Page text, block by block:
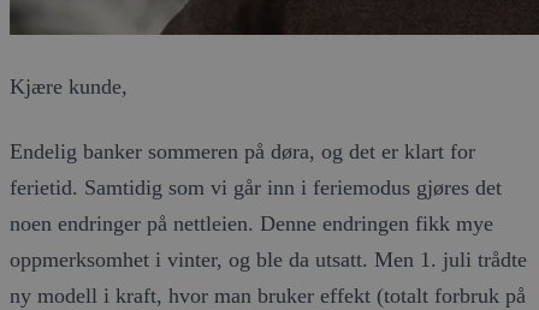
Kjære kunde,
Endelig banker sommeren på døra, og det er klart for
ferietid. Samtidig som vi går inn i feriemodus gjøres det
noen endringer på nettleien. Denne endringen fikk mye
oppmerksomhet i vinter, og ble da utsatt. Men 1. juli trådte
ny modell i kraft, hvor man bruker effekt (totalt forbruk på